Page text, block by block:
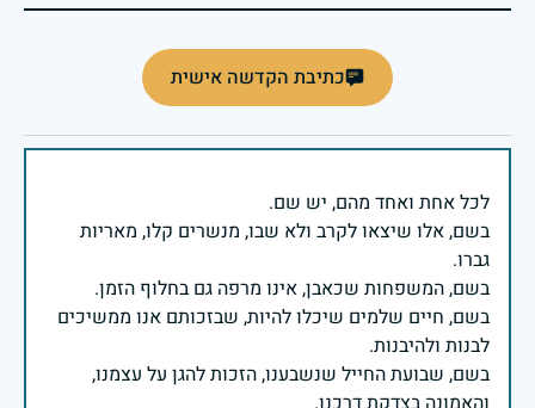
כתיבת הקדשה אישית
בשם, אלו שיצאו לקרב ולא שבו, מנשרים קלו, מאריות
בשם, חיים שלמים שיכלו להיות, שבזכותם אנו ממשיכים
בשם, שבועת החייל שנשבענו, הזכות להגן על עצמנו,